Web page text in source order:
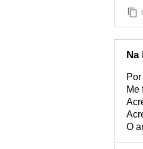
Na
Me
O